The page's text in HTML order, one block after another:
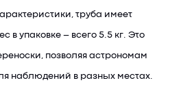
труба имеет
в упаковке – всего 5.5 кг. Это
позволяя астрономам
наблюдений в разных местах.